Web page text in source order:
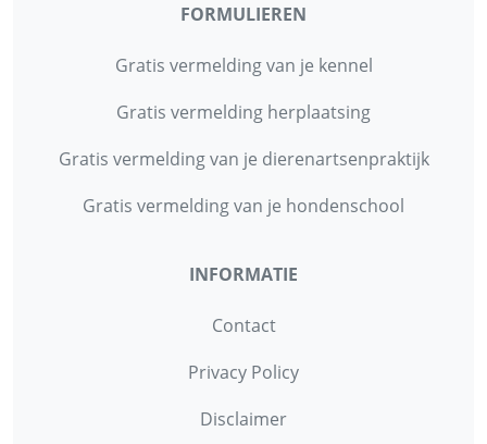
FORMULIEREN
Gratis vermelding van je kennel
Gratis vermelding herplaatsing
Gratis vermelding van je dierenartsenpraktijk
Gratis vermelding van je hondenschool
INFORMATIE
Contact
Privacy Policy
Disclaimer